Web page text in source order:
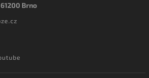
Brno